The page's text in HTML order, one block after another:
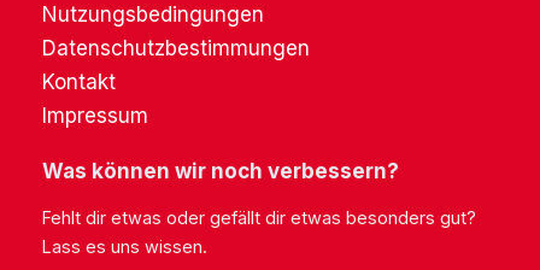
Nutzungsbedingungen
Datenschutzbestimmungen
Kontakt
Impressum
Was können wir noch verbessern?
Fehlt dir etwas oder gefällt dir etwas besonders gut?
Lass es uns wissen.